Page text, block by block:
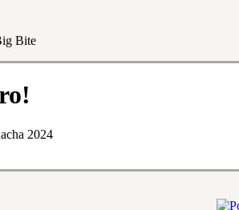
Bite
2024